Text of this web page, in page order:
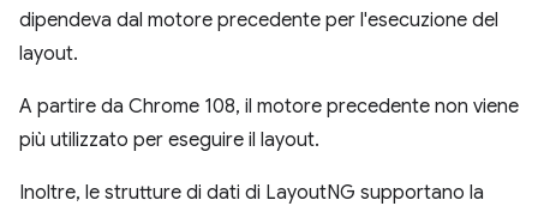
dipendeva dal motore precedente per l'esecuzione del
layout.
A partire da Chrome 108, il motore precedente non viene
più utilizzato per eseguire il layout.
Inoltre, le strutture di dati di LayoutNG supportano la